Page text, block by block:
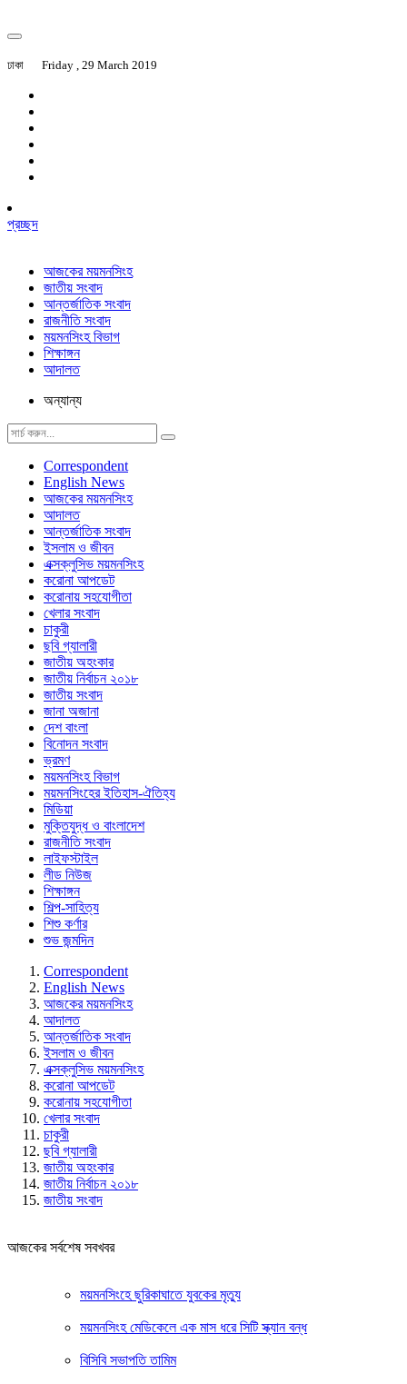
ঢাকা Friday , 29 March 2019
প্রচ্ছদ
আজকের ময়মনসিংহ
জাতীয় সংবাদ
আন্তর্জাতিক সংবাদ
রাজনীতি সংবাদ
ময়মনসিংহ বিভাগ
শিক্ষাঙ্গন
আদালত
অন্যান্য
Correspondent
English News
আজকের ময়মনসিংহ
আদালত
আন্তর্জাতিক সংবাদ
ইসলাম ও জীবন
এক্সক্লুসিভ ময়মনসিংহ
করোনা আপডেট
করোনায় সহযোগীতা
খেলার সংবাদ
চাকুরী
ছবি গ্যালারী
জাতীয় অহংকার
জাতীয় নির্বাচন ২০১৮
জাতীয় সংবাদ
জানা অজানা
দেশ বাংলা
বিনোদন সংবাদ
ভ্রমণ
ময়মনসিংহ বিভাগ
ময়মনসিংহের ইতিহাস-ঐতিহ্য
মিডিয়া
মুক্তিযুদ্ধ ও বাংলাদেশ
রাজনীতি সংবাদ
লাইফস্টাইল
লীড নিউজ
শিক্ষাঙ্গন
শিল্প-সাহিত্য
শিশু কর্ণার
শুভ জন্মদিন
Correspondent
English News
আজকের ময়মনসিংহ
আদালত
আন্তর্জাতিক সংবাদ
ইসলাম ও জীবন
এক্সক্লুসিভ ময়মনসিংহ
করোনা আপডেট
করোনায় সহযোগীতা
খেলার সংবাদ
চাকুরী
ছবি গ্যালারী
জাতীয় অহংকার
জাতীয় নির্বাচন ২০১৮
জাতীয় সংবাদ
আজকের সর্বশেষ সবখবর
ময়মনসিংহে ছুরিকাঘাতে যুবকের মৃত্যু
ময়মনসিংহ মেডিকেলে এক মাস ধরে সিটি স্ক্যান বন্ধ
বিসিবি সভাপতি তামিম